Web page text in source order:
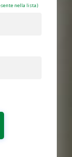
nella lista)